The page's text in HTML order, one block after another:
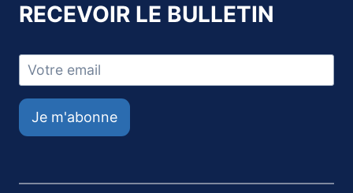
RECEVOIR LE BULLETIN
Je m'abonne